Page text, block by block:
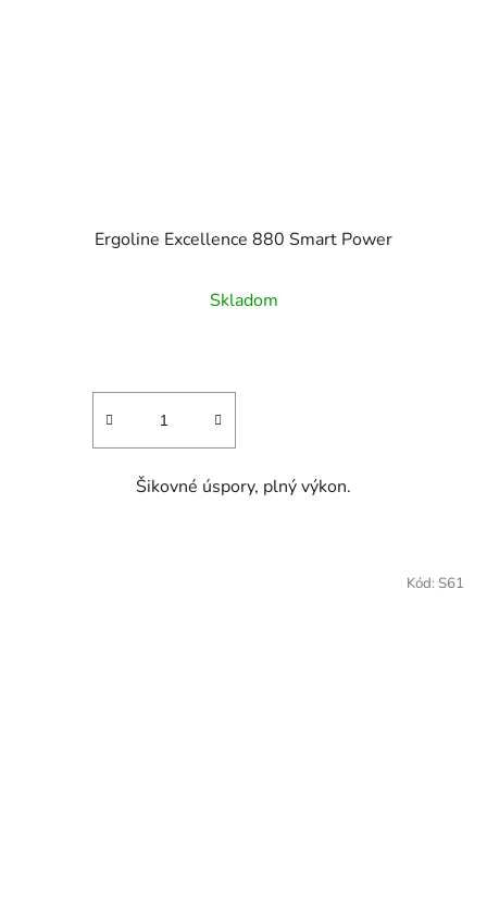
Ergoline Excellence 880 Smart Power
Skladom
Šikovné úspory, plný výkon.
Kód: S61